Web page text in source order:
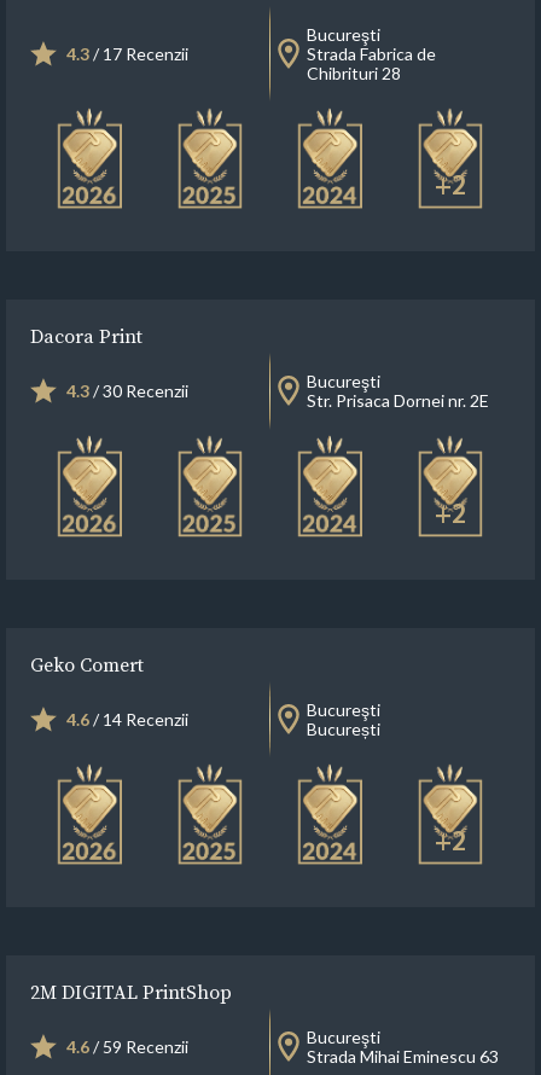
4.3/ 17 Recenzii
Bucureşti
Strada Fabrica de
Chibrituri 28
+2
Dacora Print
4.3/ 30 Recenzii
Bucureşti
Str. Prisaca Dornei nr. 2E
+2
Geko Comert
4.6/ 14 Recenzii
Bucureşti
București
+2
2M DIGITAL PrintShop
4.6/ 59 Recenzii
Bucureşti
Strada Mihai Eminescu 63